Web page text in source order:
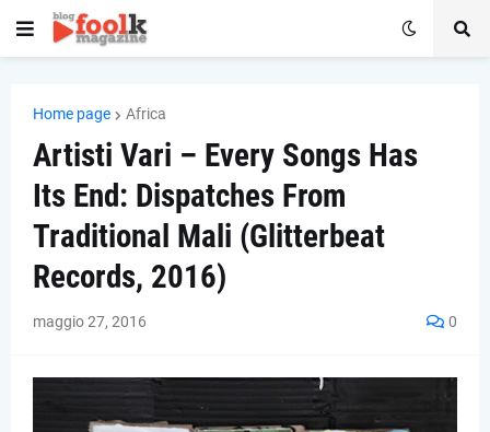
Home page Africa
Artisti Vari – Every Songs Has
Its End: Dispatches From
Traditional Mali (Glitterbeat
Records, 2016)
maggio 27, 2016 0